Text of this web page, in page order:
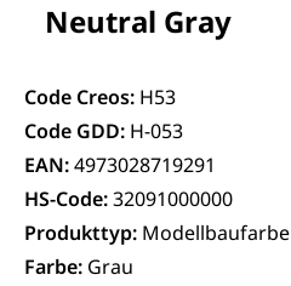
Neutral Gray
Code Creos: H53
Code GDD: H-053
EAN:4973028719291
HS-Code:32091000000
Produkttyp: Modellbaufarbe
Farbe: Grau